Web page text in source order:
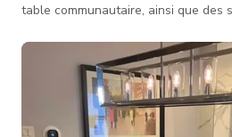
table communautaire, ainsi que des
de brainstorming, clients, formations
travail. Totalisant plus de 1300
étage. Rempli d'une abondance de
de grandes fenêtres mur à mur.
de conf�